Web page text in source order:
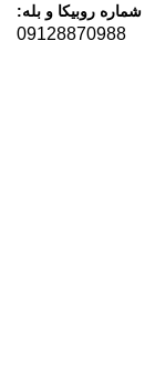
شماره روبیکا و بله:
09128870988